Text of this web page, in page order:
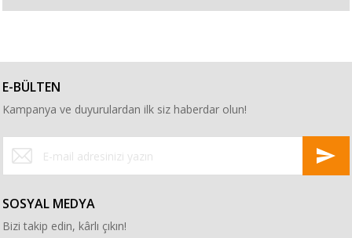
E-BÜLTEN
Kampanya ve duyurulardan ilk siz haberdar olun!
SOSYAL MEDYA
Bizi takip edin, kârlı çıkın!